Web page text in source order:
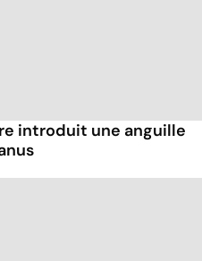
introduit une anguille